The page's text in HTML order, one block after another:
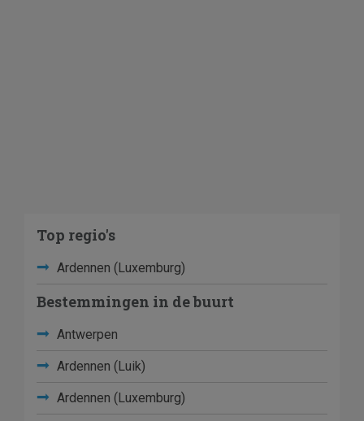
Top regio's
Ardennen (Luxemburg)
Bestemmingen in de buurt
Antwerpen
Ardennen (Luik)
Ardennen (Luxemburg)